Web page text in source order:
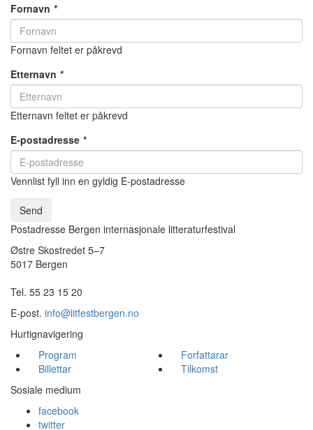
Fornavn *
Fornavn feltet er påkrevd
Etternavn *
Etternavn feltet er påkrevd
E-postadresse *
Vennlist fyll inn en gyldig E-postadresse
Send
Postadresse Bergen internasjonale litteraturfestival
Østre Skostredet 5–7
5017 Bergen
Tel. 55 23 15 20
E-post. info@litfestbergen.no
Hurtignavigering
Program
Forfattarar
Billettar
Tilkomst
Sosiale medium
facebook
twitter